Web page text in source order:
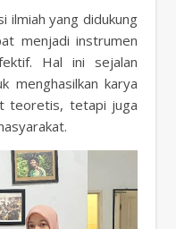
ilmiah yang didukung
menjadi instrumen
Hal ini sejalan
menghasilkan karya
teoretis, tetapi juga